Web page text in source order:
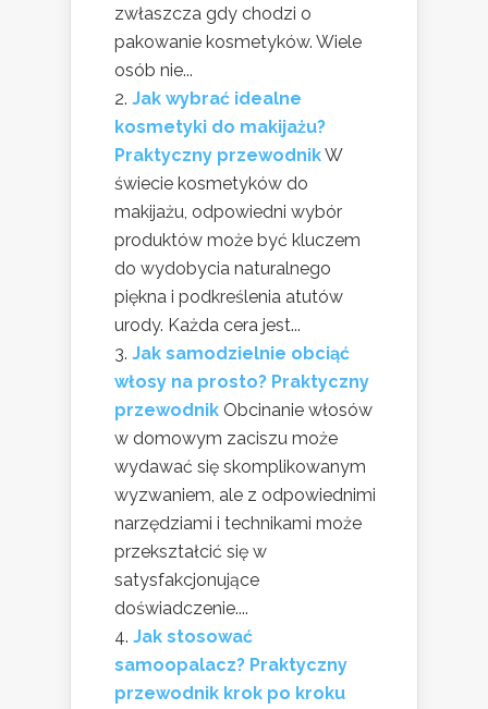
zwłaszcza gdy chodzi o
pakowanie kosmetyków. Wiele
osób nie...
Jak wybrać idealne
kosmetyki do makijażu?
Praktyczny przewodnikW
świecie kosmetyków do
makijażu, odpowiedni wybór
produktów może być kluczem
do wydobycia naturalnego
piękna i podkreślenia atutów
urody. Każda cera jest...
Jak samodzielnie obciąć
włosy na prosto? Praktyczny
przewodnik Obcinanie włosów
w domowym zaciszu może
wydawać się skomplikowanym
wyzwaniem, ale z odpowiednimi
narzędziami i technikami może
przekształcić się w
satysfakcjonujące
doświadczenie....
Jak stosować
samoopalacz? Praktyczny
przewodnik krok po kroku